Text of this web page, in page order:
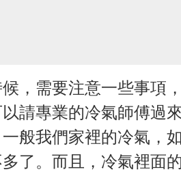
，需要注意一些事項
請專業的冷氣師傅過
般我們家裡的冷氣，
了。而且，冷氣裡面